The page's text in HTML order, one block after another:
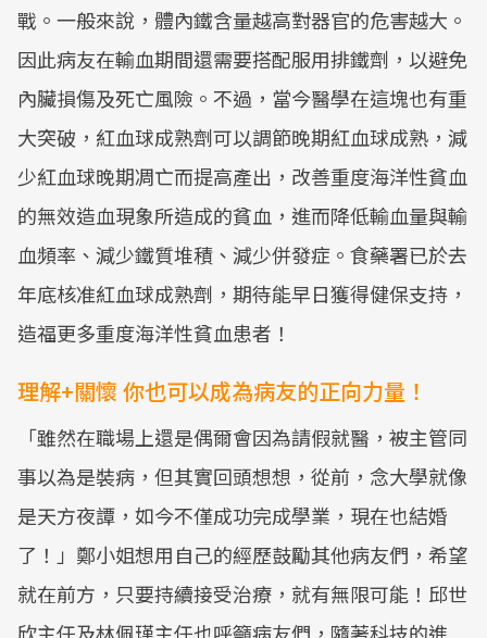
戰。一般來說，體內鐵含量越高對器官的危害越大。
因此病友在輸血期間還需要搭配服用排鐵劑，以避免
內臟損傷及死亡風險。不過，當今醫學在這塊也有重
大突破，紅血球成熟劑可以調節晚期紅血球成熟，減
少紅血球晚期凋亡而提高產出，改善重度海洋性貧血
的無效造血現象所造成的貧血，進而降低輸血量與輸
血頻率、減少鐵質堆積、減少併發症。食藥署已於去
年底核准紅血球成熟劑，期待能早日獲得健保支持，
造福更多重度海洋性貧血患者！
理解+關懷 你也可以成為病友的正向力量！
「雖然在職場上還是偶爾會因為請假就醫，被主管同
事以為是裝病，但其實回頭想想，從前，念大學就像
是天方夜譚，如今不僅成功完成學業，現在也結婚
了！」鄭小姐想用自己的經歷鼓勵其他病友們，希望
就在前方，只要持續接受治療，就有無限可能！邱世